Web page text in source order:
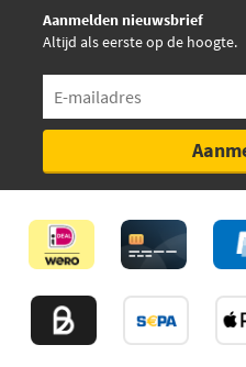
Aanmelden nieuwsbrief
Altijd als eerste op de hoogte.